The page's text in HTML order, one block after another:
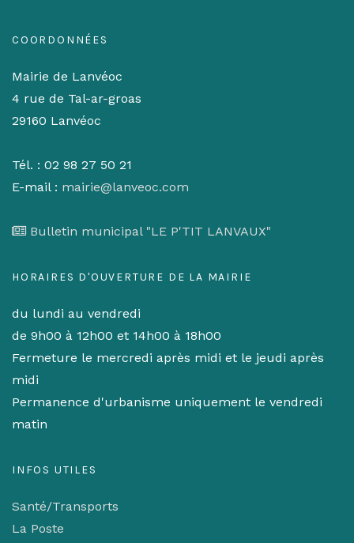
COORDONNÉES
Mairie de Lanvéoc
4 rue de Tal-ar-groas
29160 Lanvéoc
Tél. : 02 98 27 50 21
E-mail : mairie@lanveoc.com
Bulletin municipal "LE P'TIT LANVAUX"
HORAIRES D'OUVERTURE DE LA MAIRIE
du lundi au vendredi
de 9h00 à 12h00 et 14h00 à 18h00
Fermeture le mercredi après midi et le jeudi après
midi
Permanence d'urbanisme uniquement le vendredi
matin
INFOS UTILES
Santé/Transports
La Poste